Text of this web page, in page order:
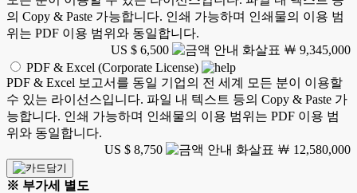
의 Copy & Paste 가능합니다. 인쇄 가능하며 인쇄물의 이용 범
위는 PDF 이용 범위와 동일합니다.
US $ 6,500
￦ 9,345,000
PDF & Excel (Corporate License)
PDF & Excel 보고서를 동일 기업의 전 세계 모든 분이 이용할
수 있는 라이선스입니다. 파일 내 텍스트 등의 Copy & Paste 가
능합니다. 인쇄 가능하며 인쇄물의 이용 범위는 PDF 이용 범
위와 동일합니다.
US $ 8,750
￦ 12,580,000
※ 부가세 별도